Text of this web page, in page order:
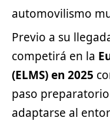
automovilismo
Previo a su
competirá en la
(ELMS) en 2025
paso
adaptarse al